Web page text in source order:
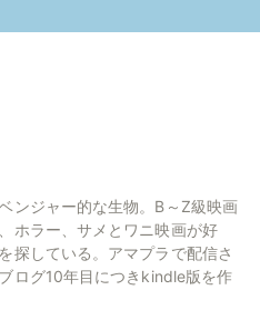
ンジャー的な生物。B～Z級映画
ホラー、サメとワニ映画が好
探している。アマプラで配信さ
ログ10年目につきkindle版を作